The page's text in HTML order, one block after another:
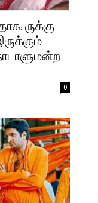
நாடாளுமன்ற
0